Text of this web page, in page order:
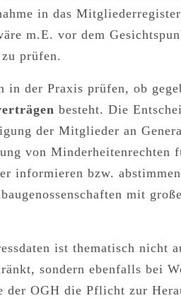
in das Mitgliederregister
m.E. vor dem
prüfen.
in der Praxis prüfen, ob
besteht. Die
der Mitglieder an
von Minderheitenrechten
informieren bzw.
mit
ist thematisch nicht
sondern ebenfalls bei
OGH die Pflicht zur